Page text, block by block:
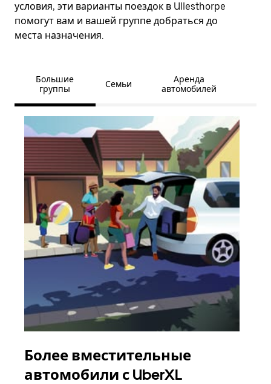
условия, эти варианты поездок в Ullesthorpe
помогут вам и вашей группе добраться до
места назначения.
Большие
группы
Семьи
Аренда
автомобилей
Более вместительные
автомобили с UberXL